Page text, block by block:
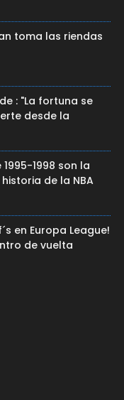
toma las riendas
: "La fortuna se
desde la
1998 son la
de la NBA
en Europa League!
de vuelta